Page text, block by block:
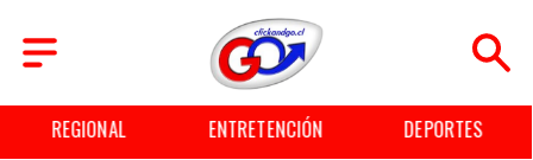
ENTRETENCIÓN DEPORTES CULTURA